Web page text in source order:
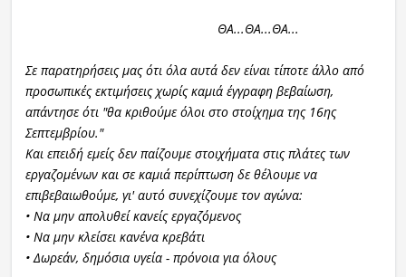
ΘΑ...ΘΑ...ΘΑ...
Σε παρατηρήσεις μας ότι όλα αυτά δεν είναι τίποτε άλλο από
προσωπικές εκτιμήσεις χωρίς καμιά έγγραφη βεβαίωση,
απάντησε ότι "θα κριθούμε όλοι στο στοίχημα της 16ης
Σεπτεμβρίου."
Και επειδή εμείς δεν παίζουμε στοιχήματα στις πλάτες των
εργαζομένων και σε καμιά περίπτωση δε θέλουμε να
επιβεβαιωθούμε, γι' αυτό συνεχίζουμε τον αγώνα:
• Να μην απολυθεί κανείς εργαζόμενος
• Να μην κλείσει κανένα κρεβάτι
• Δωρεάν, δημόσια υγεία - πρόνοια για όλους